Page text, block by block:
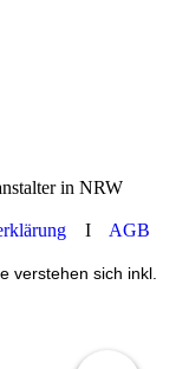
in NRW
I AGB
verstehen sich inkl.